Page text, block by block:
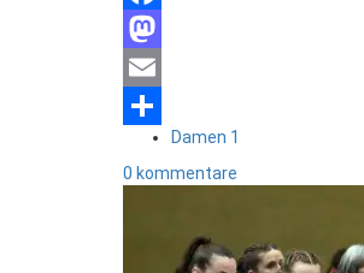
Facebook
Mastodon
Email
Teilen Damen 1
0 kommentare